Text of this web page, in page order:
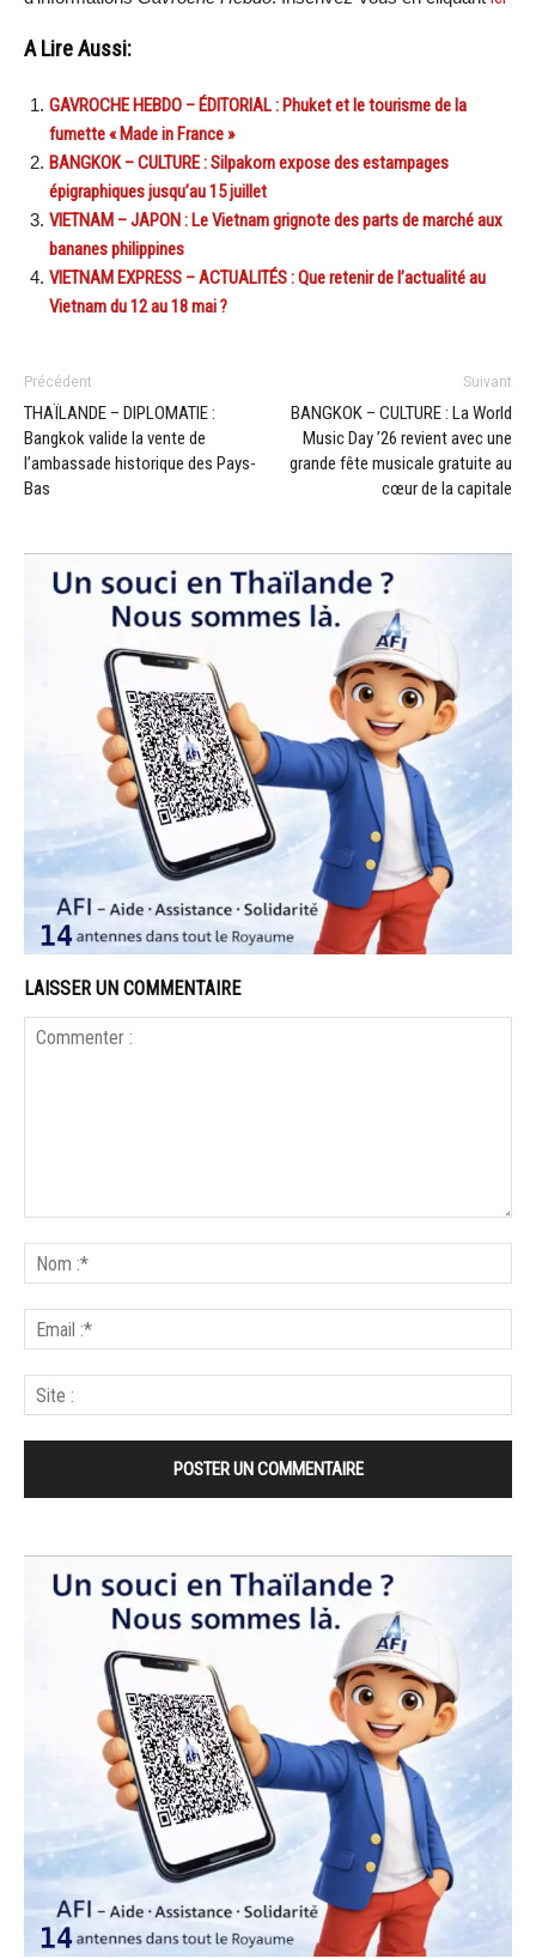
A Lire Aussi:
GAVROCHE HEBDO – ÉDITORIAL : Phuket et le tourisme de la
fumette « Made in France »
BANGKOK – CULTURE : Silpakorn expose des estampages
épigraphiques jusqu’au 15 juillet
VIETNAM – JAPON : Le Vietnam grignote des parts de marché aux
bananes philippines
VIETNAM EXPRESS – ACTUALITÉS : Que retenir de l’actualité au
Vietnam du 12 au 18 mai ?
Précédent
THAÏLANDE – DIPLOMATIE :
Bangkok valide la vente de
l’ambassade historique des Pays-
Bas
Suivant
BANGKOK – CULTURE : La World
Music Day ’26 revient avec une
grande fête musicale gratuite au
cœur de la capitale
LAISSER UN COMMENTAIRE